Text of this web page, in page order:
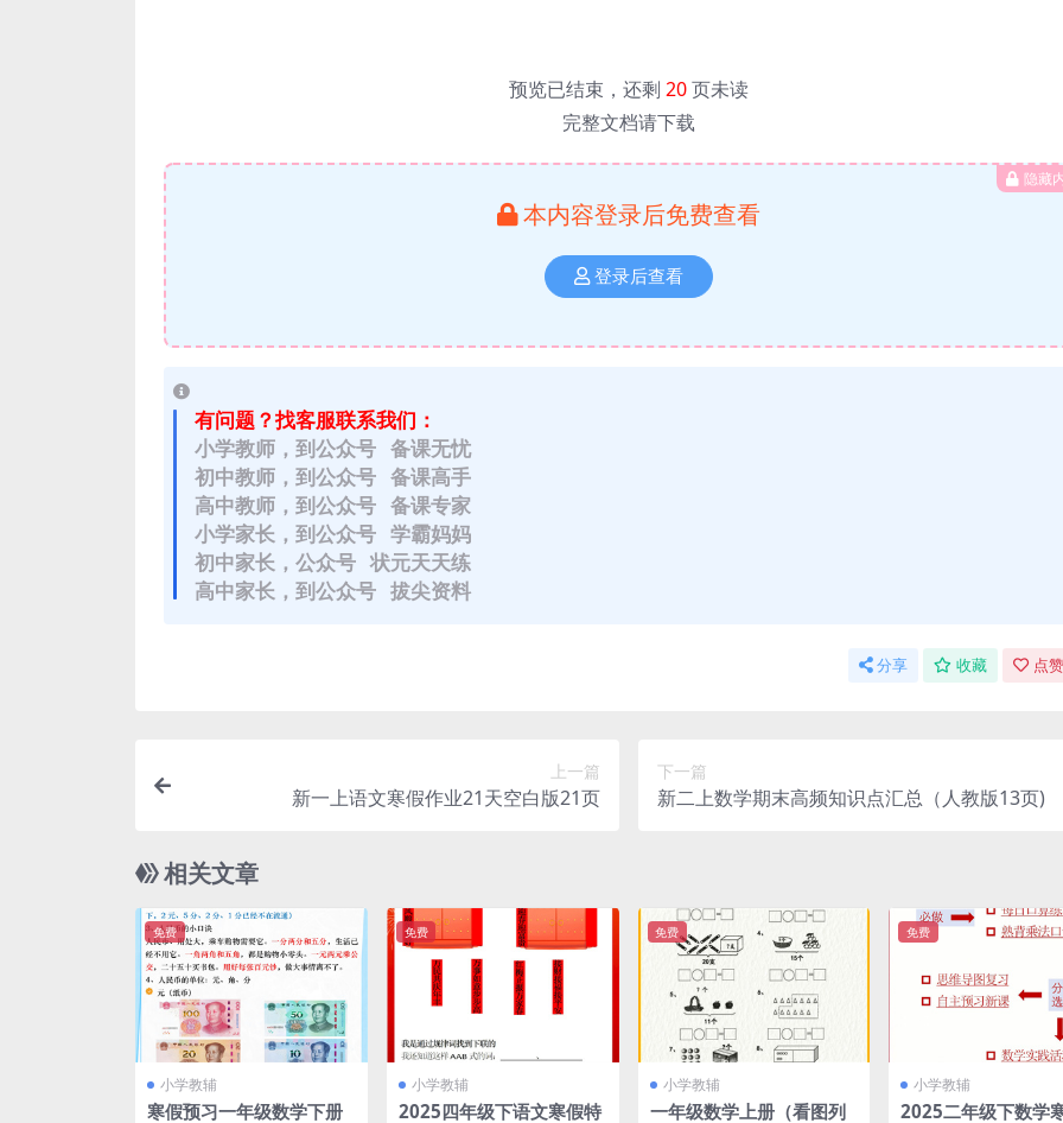
预览已结束，还剩 20页未读
完整文档请下载
隐藏
本内容登录后免费查看
登录后查看
有问题？找客服联系我们：
小学教师，到公众号 备课无忧
初中教师，到公众号 备课高手
高中教师，到公众号 备课专家
小学家长，到公众号 学霸妈妈
初中家长，公众号 状元天天练
高中家长，到公众号 拔尖资料
分享 收藏 点
上一篇
新一上语文寒假作业21天空白版21页
下一篇
新二上数学期末高频知识点汇总（人教版13页)
相关文章
免费
小学教辅
寒假预习一年级数学下册
免费
小学教辅
2025四年级下语文寒假特
免费
小学教辅
一年级数学上册（看图列
免费
小学教辅
2025二年级下数学